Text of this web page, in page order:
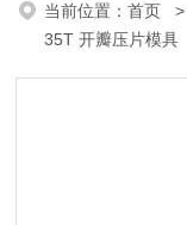
当前位置：首页 >
35T 开瓣压片模具